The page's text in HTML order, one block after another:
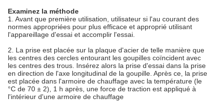
Examinez la méthode
1. Avant que première utilisation, utilisateur si l'au courant des
normes appropriées pour plus efficace et approprié utilisant
l'appareillage d'essai et accomplir l'essai.
2. La prise est placée sur la plaque d'acier de telle manière que
les centres des cercles entourant les goupilles coïncident avec
les centres des trous. Insérez alors la prise d'essai dans la prise
en direction de l'axe longitudinal de la goupille. Après ce, la prise
est placée dans l'armoire de chauffage avec la température (le
°C de 70 ± 2), 1 h après, une force de traction est appliqué à
l'intérieur d'une armoire de chauffage